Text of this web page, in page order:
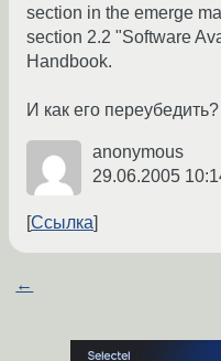
section in the emerge
section 2.2 "Software
Handbook.
И как его переубедить?
anonymous
29.06.2005
Ссылка
←